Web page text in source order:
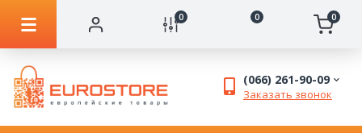
0 0 0
(066) 261-90-09
Заказать звонок